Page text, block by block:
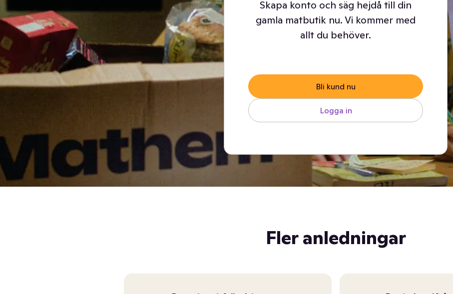
Skapa konto och säg hejdå till din
gamla matbutik nu. Vi kommer med
allt du behöver.
Bli kund nu
Logga in
Fler anledningar